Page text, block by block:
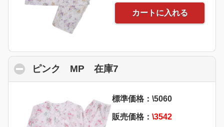
カートに入れる
ピンク MP 在庫7
標準価格：\5060
販売価格： \3542